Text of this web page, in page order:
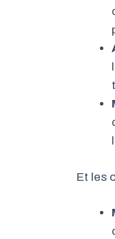
Et les